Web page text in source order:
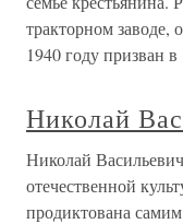
тракторном заводе,
1940 году призван в
Николай
Николай
отечественной
продиктована